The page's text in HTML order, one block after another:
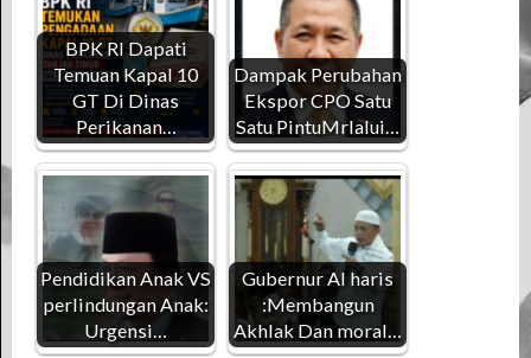
BPK RI Dapati
Temuan Kapal 10
GT Di Dinas
Perikanan…
Dampak Perubahan
Ekspor CPO Satu
Satu PintuMrlalui…
Pendidikan Anak VS
perlindungan Anak:
Urgensi…
Gubernur Al haris
:Membangun
Akhlak Dan moral…